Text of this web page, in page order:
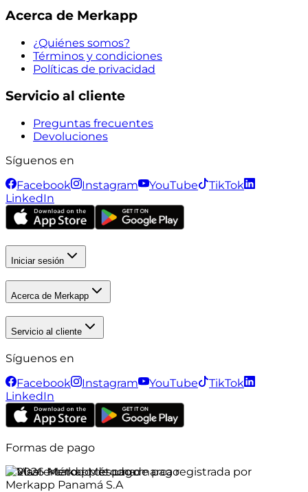
Acerca de Merkapp
¿Quiénes somos?
Términos y condiciones
Políticas de privacidad
Servicio al cliente
Preguntas frecuentes
Devoluciones
Síguenos en
Facebook
Instagram YouTube
TikTok
LinkedIn
Iniciar sesión
Acerca de Merkapp
Servicio al cliente
Síguenos en
Facebook
Instagram YouTube
TikTok
LinkedIn
Formas de pago
©2026Merkapp es una marca registrada por
Merkapp Panamá S.A